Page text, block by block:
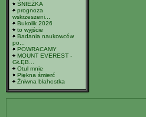
ŚNIEŻKA
prognoza
wskrzeszeni...
Bukolik 2026
to wyjście
Badania naukowców
po...
POWRACAMY
MOUNT EVEREST -
GŁĘB...
Otul mnie
Piękna śmierć
Żniwna błahostka